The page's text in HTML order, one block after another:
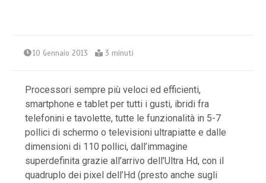
10 Gennaio 2013 3 minuti
Processori sempre più veloci ed efficienti,
smartphone e tablet per tutti i gusti, ibridi fra
telefonini e tavolette, tutte le funzionalità in 5-7
pollici di schermo o televisioni ultrapiatte e dalle
dimensioni di 110 pollici, dall’immagine
superdefinita grazie all’arrivo dell’Ultra Hd, con il
quadruplo dei pixel dell’Hd (presto anche sugli